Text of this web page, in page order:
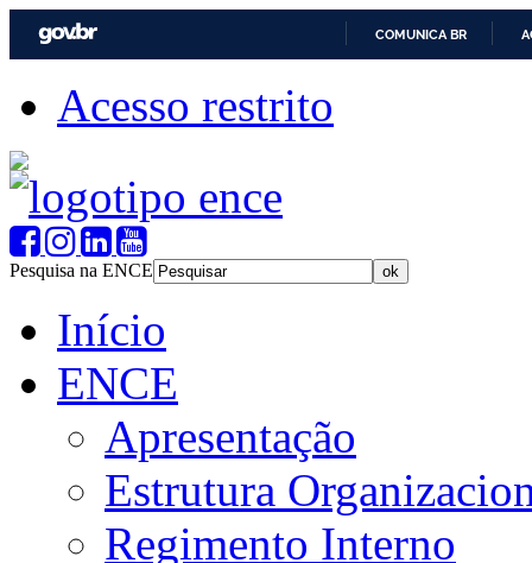
COMUNICA BR
Acesso restrito
Pesquisa na ENCE
Início
ENCE
Apresentação
Estrutura
Regimento Interno